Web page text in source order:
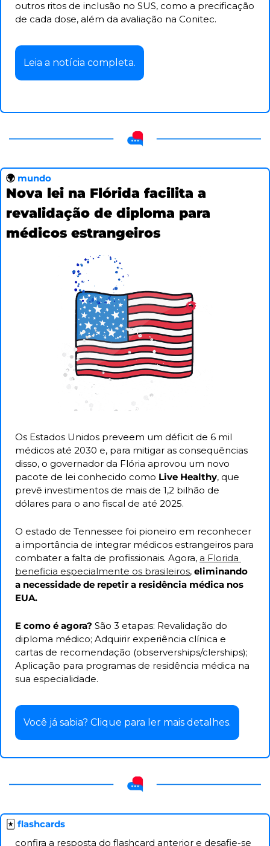
outros ritos de inclusão no SUS, como a precificação
de cada dose, além da avaliação na Conitec.
Leia a notícia completa.
🌍 mundo
Nova lei na Flórida facilita a
revalidação de diploma para
médicos estrangeiros
Os Estados Unidos preveem um déficit de 6 mil
médicos até 2030 e, para mitigar as consequências
disso, o governador da Flória aprovou um novo
pacote de lei conhecido como Live Healthy, que
prevê investimentos de mais de 1,2 bilhão de
dólares para o ano fiscal de até 2025.
O estado de Tennessee foi pioneiro em reconhecer
a importância de integrar médicos estrangeiros para
combater a falta de profissionais. Agora, a Florida
beneficia especialmente os brasileiros, eliminando
a necessidade de repetir a residência médica nos
EUA.
E como é agora? São 3 etapas: Revalidação do
diploma médico; Adquirir experiência clínica e
cartas de recomendação (observerships/clerships);
Aplicação para programas de residência médica na
sua especialidade.
Você já sabia? Clique para ler mais detalhes.
🃏 flashcards
confira a resposta do flashcard anterior e desafie-se